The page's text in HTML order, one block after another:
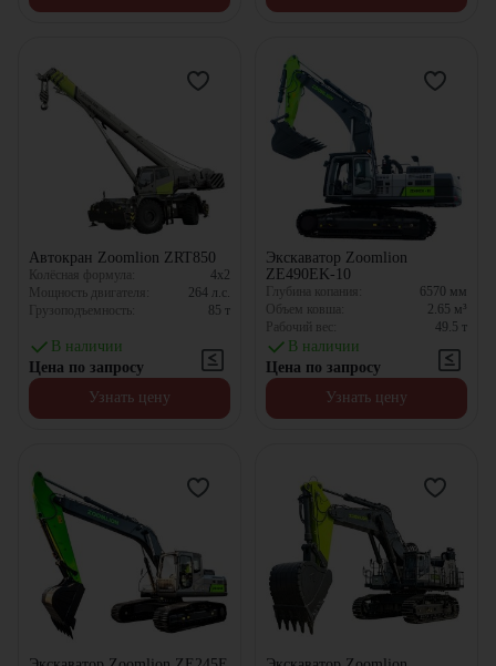
Автокран Zoomlion ZRT850
Колёсная формула:
4x2
Мощность двигателя:
264 л.с.
Грузоподъемность:
85 т
В наличии
Цена по запросу
Узнать цену
Экскаватор Zoomlion
ZE490EK-10
Глубина копания: 6570 мм
Объем ковша:
2.65 м³
Рабочий вес:
49.5 т
В наличии
Цена по запросу
Узнать цену